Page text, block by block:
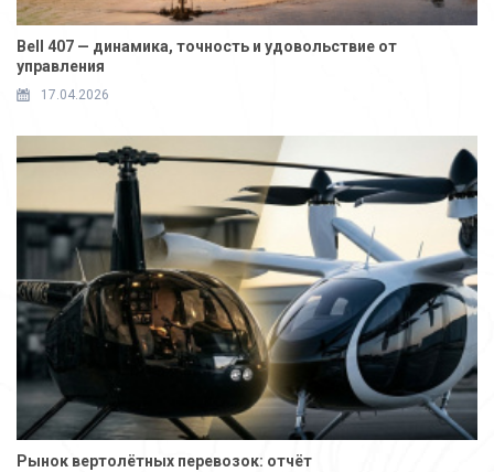
Bell 407 — динамика, точность и удовольствие от
управления
17.04.2026
Рынок вертолётных перевозок: отчёт